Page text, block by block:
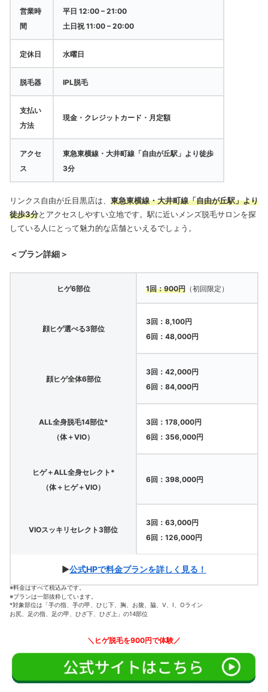
営業時
間
平日 12:00 – 21:00
土日祝 11:00 – 20:00
定休日 水曜日
脱毛器 IPL脱毛
支払い
方法
現金・クレジットカード・月定額
アクセ
ス
東急東横線・大井町線「自由が丘駅」より徒歩
3分
リンクス自由が丘目黒店は、 東急東横線・大井町線「自由が丘駅」より
徒歩3分とアクセスしやすい立地です。駅に近いメンズ脱毛サロンを探
している人にとって魅力的な店舗といえるでしょう。
＜プラン詳細＞
ヒゲ6部位 1回：900円 （初回限定）
顔ヒゲ選べる3部位
3回：8,100円
6回：48,000円
顔ヒゲ全体6部位
3回：42,000円
6回：84,000円
ALL全身脱毛14部位*
（体＋VIO）
3回：178,000円
6回：356,000円
ヒゲ＋ALL全身セレクト*
（体＋ヒゲ＋VIO）
6回：398,000円
VIOスッキリセレクト3部位
3回：63,000円
6回：126,000円
▶公式HPで料金プランを詳しく見る！
※料金はすべて税込みです。
※プランは一部抜粋しています。
*対象部位は「手の指、手の甲、ひじ下、胸、お腹、脇、V、I、Oライン
お尻、足の指、足の甲、ひざ下、ひざ上」の14部位
＼ヒゲ脱毛を900円で体験／